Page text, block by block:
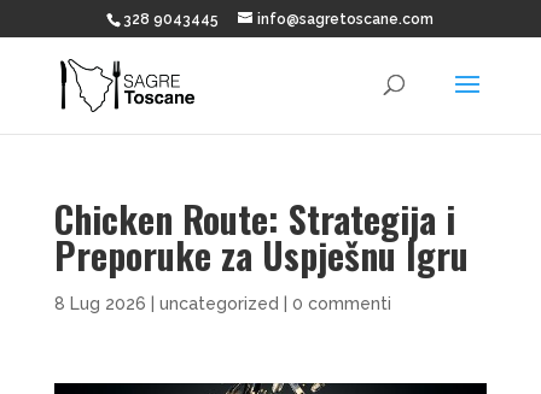
328 9043445 info@sagretoscane.com
Chicken Route: Strategija i
Preporuke za Uspješnu Igru
8 Lug 2026 uncategorized 0 commenti